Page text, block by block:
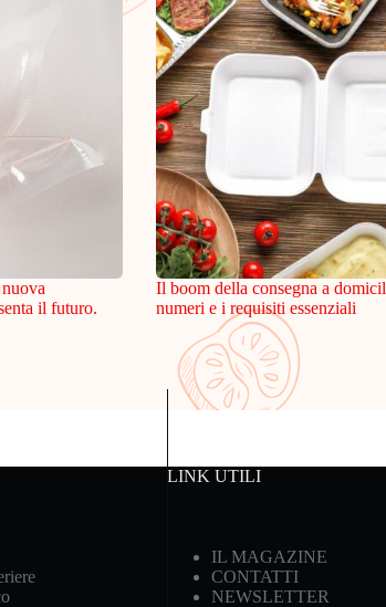
il futuro.
Il boom della consegna a
numeri e i requisiti essenziali
LINK UTILI
IL MAGAZINE
CONTATTI
NEWSLETTER